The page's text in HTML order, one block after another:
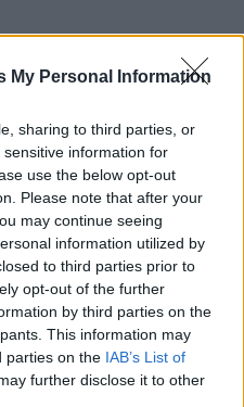
My Personal Information
sharing to third parties, or
information for
use the below opt-out
Please note that after your
may continue seeing
information utilized by
to third parties prior to
opt-out of the further
by third parties on the
This information may
parties on the IAB’s List of
further disclose it to other
environ. Une fois
et l’ail, puis mixez.
puis remettez-le sur
après y avoir ajouté le